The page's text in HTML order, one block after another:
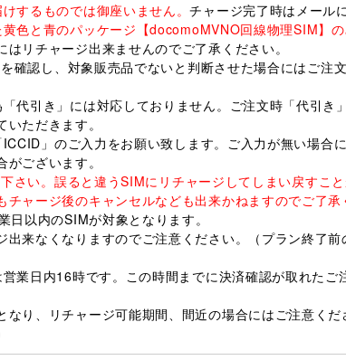
するものでは御座いません。チャージ完了時はメール
色と青のパッケージ【docomoMVNO回線物理SIM】
リチャージ出来ませんのでご了承ください。
確認し、対象販売品でないと判断させた場合にはご注
代引き」には対応しておりません。ご注文時「代引き
ただきます。
」のご入力をお願い致します。ご入力が無い場合
ございます。
さい。誤ると違うSIMにリチャージしてしまい戻すこと
ャージ後のキャンセルなども出来かねますのでご了承
日以内のSIMが対象となります。
来なくなりますのでご注意ください。（プラン終了前
業日内16時です。この時間までに決済確認が取れたご
り、リチャージ可能期間、間近の場合にはご注意くだ